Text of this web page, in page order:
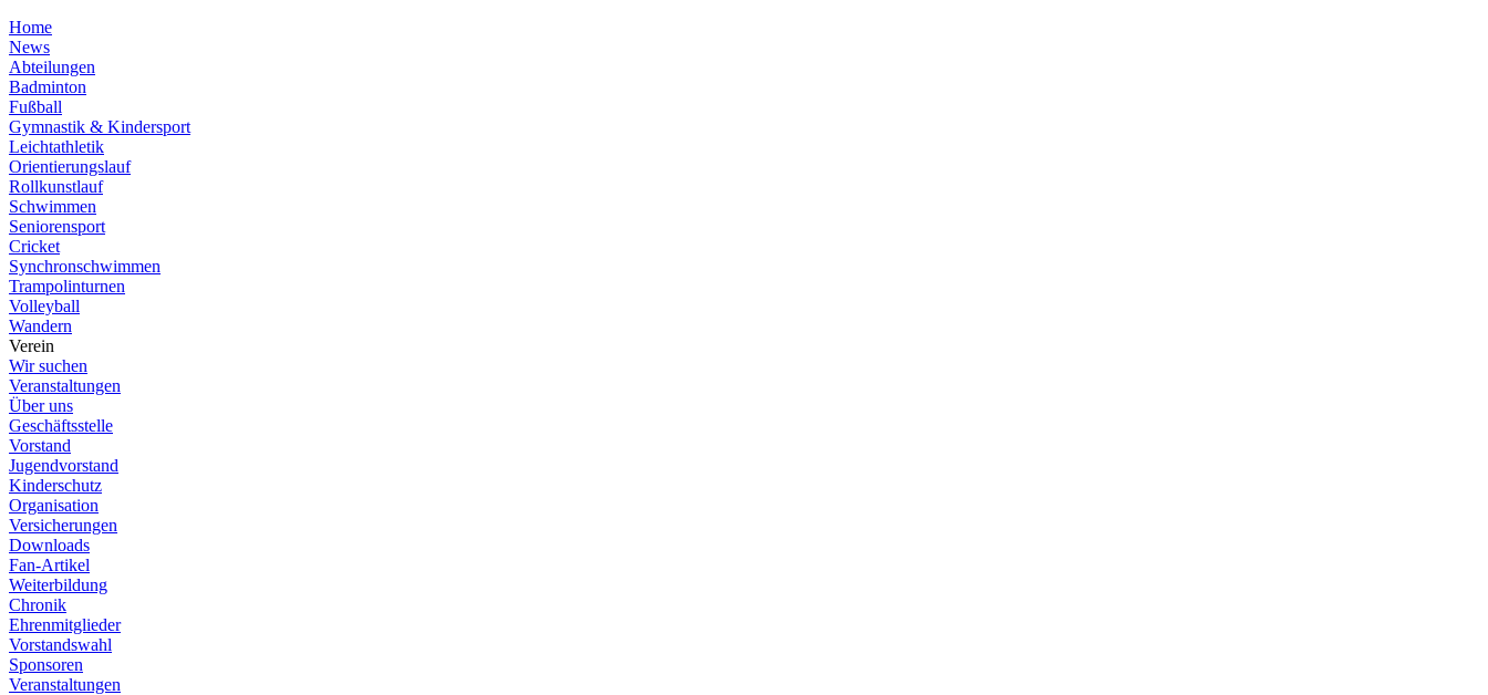
Home
News
Abteilungen
Badminton
Fußball
Gymnastik & Kindersport
Leichtathletik
Orientierungslauf
Rollkunstlauf
Schwimmen
Seniorensport
Cricket
Synchronschwimmen
Trampolinturnen
Volleyball
Wandern
Verein
Wir suchen
Veranstaltungen
Über uns
Geschäftsstelle
Vorstand
Jugendvorstand
Kinderschutz
Organisation
Versicherungen
Downloads
Fan-Artikel
Weiterbildung
Chronik
Ehrenmitglieder
Vorstandswahl
Sponsoren
Veranstaltungen